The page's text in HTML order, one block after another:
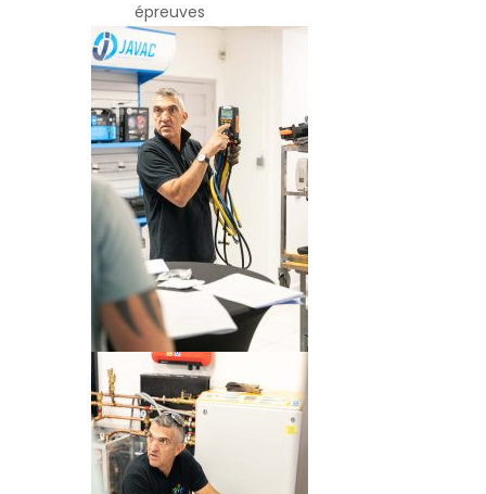
épreuves